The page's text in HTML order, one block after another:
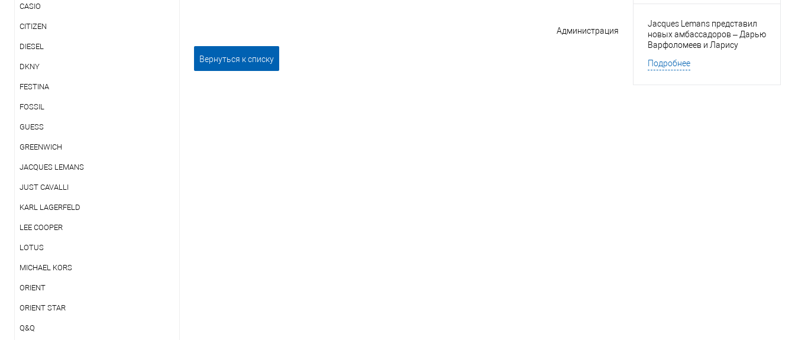
CASIO
CITIZEN
DIESEL
DKNY
FESTINA
FOSSIL
GUESS
GREENWICH
JACQUES LEMANS
JUST CAVALLI
KARL LAGERFELD
LEE COOPER
LOTUS
MICHAEL KORS
ORIENT
ORIENT STAR
Q&Q
Администрация
Вернуться к списку
Jacques Lemans представил
новых амбассадоров – Дарью
Варфоломеев и Ларису
Подробнее